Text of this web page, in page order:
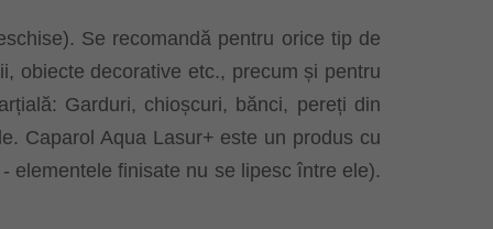
Se recomandă pentru orice tip de
obiecte decorative etc., precum și pentru
Garduri, chioșcuri, bănci, pereți din
Caparol Aqua Lasur+ este un produs cu
elementele finisate nu se lipesc între ele).